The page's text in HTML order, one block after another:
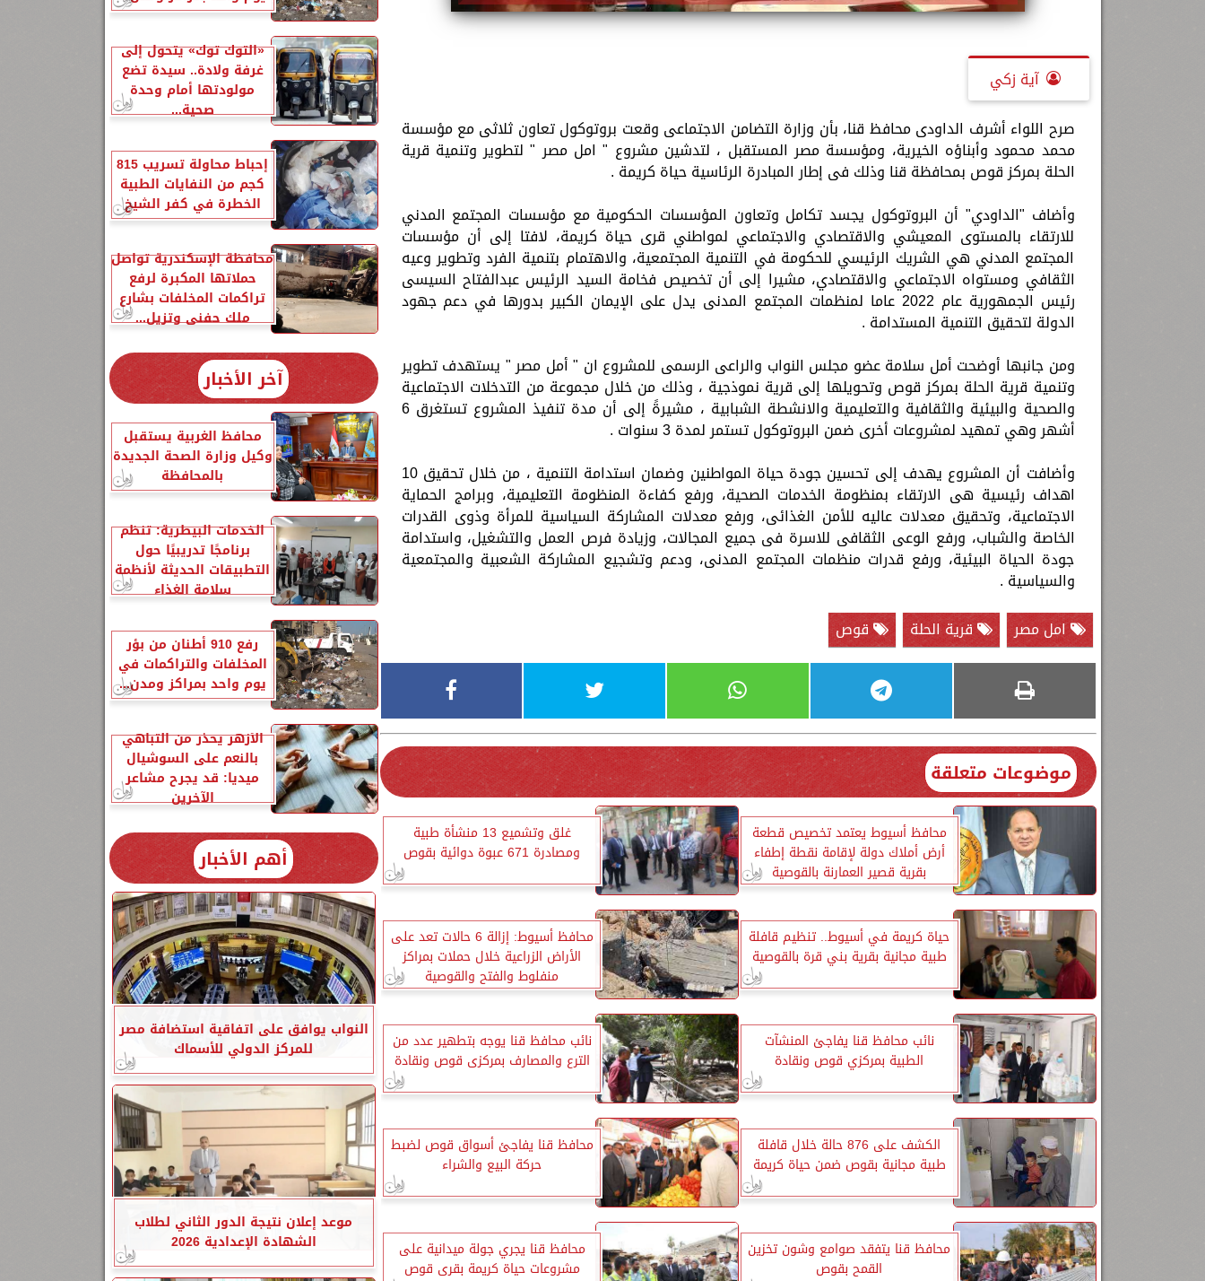
آية زكي
صرح اللواء أشرف الداودى محافظ قنا، بأن وزارة التضامن الاجتماعى وقعت بروتوكول تعاون ثلاثى مع مؤسسة
محمد محمود وأبناؤه الخيرية، ومؤسسة مصر المستقبل ، لتدشين مشروع " امل مصر " لتطوير وتنمية قرية
الحلة بمركز قوص بمحافظة قنا وذلك فى إطار المبادرة الرئاسية حياة كريمة .
وأضاف "الداودي" أن البروتوكول يجسد تكامل وتعاون المؤسسات الحكومية مع مؤسسات المجتمع المدني
للارتقاء بالمستوى المعيشي والاقتصادي والاجتماعي لمواطني قرى حياة كريمة، لافتا إلى أن مؤسسات
المجتمع المدني هي الشريك الرئيسي للحكومة في التنمية المجتمعية، والاهتمام بتنمية الفرد وتطوير وعيه
الثقافي ومستواه الاجتماعي والاقتصادي، مشيرا إلى أن تخصيص فخامة السيد الرئيس عبدالفتاح السيسى
رئيس الجمهورية عام 2022 عاما لمنظمات المجتمع المدنى يدل على الإيمان الكبير بدورها في دعم جهود
الدولة لتحقيق التنمية المستدامة .
ومن جانبها أوضحت أمل سلامة عضو مجلس النواب والراعى الرسمى للمشروع ان " أمل مصر " يستهدف تطوير
وتنمية قرية الحلة بمركز قوص وتحويلها إلى قرية نموذجية ، وذلك من خلال مجموعة من التدخلات الاجتماعية
والصحية والبيئية والثقافية والتعليمية والانشطة الشبابية ، مشيرةً إلى أن مدة تنفيذ المشروع تستغرق 6
أشهر وهي تمهيد لمشروعات أخرى ضمن البروتوكول تستمر لمدة 3 سنوات .
وأضافت أن المشروع يهدف إلى تحسين جودة حياة المواطنين وضمان استدامة التنمية ، من خلال تحقيق 10
اهداف رئيسية هى الارتقاء بمنظومة الخدمات الصحية، ورفع كفاءة المنظومة التعليمية، وبرامج الحماية
الاجتماعية، وتحقيق معدلات عاليه للأمن الغذائى، ورفع معدلات المشاركة السياسية للمرأة وذوى القدرات
الخاصة والشباب، ورفع الوعى الثقافى للاسرة فى جميع المجالات، وزيادة فرص العمل والتشغيل، واستدامة
جودة الحياة البيئية، ورفع قدرات منظمات المجتمع المدنى، ودعم وتشجيع المشاركة الشعبية والمجتمعية
والسياسية .
امل مصر
قرية الحلة قوص
موضوعات متعلقة
محافظ أسيوط يعتمد تخصيص قطعة
أرض أملاك دولة لإقامة نقطة إطفاء
بقرية قصير العمارنة بالقوصية
غلق وتشميع 13 منشأة طبية
ومصادرة 671 عبوة دوائية بقوص
حياة كريمة في أسيوط.. تنظيم قافلة
طبية مجانية بقرية بني قرة بالقوصية
محافظ أسيوط: إزالة 6 حالات تعد على
الأراض الزراعية خلال حملات بمراكز
منفلوط والفتح والقوصية
نائب محافظ قنا يفاجئ المنشآت
الطبية بمركزي قوص ونقادة
نائب محافظ قنا يوجه بتطهير عدد من
الترع والمصارف بمركزى قوص ونقادة
الكشف على 876 حالة خلال قافلة
طبية مجانية بقوص ضمن حياة كريمة
محافظ قنا يفاجئ أسواق قوص لضبط
حركة البيع والشراء
محافظ قنا يتفقد صوامع وشون تخزين
القمح بقوص
محافظ قنا يجري جولة ميدانية على
مشروعات حياة كريمة بقرى قوص
«التوك توك» يتحول إلى
غرفة ولادة.. سيدة تضع
مولودتها أمام وحدة
صحية...
إحباط محاولة تسريب 815
كجم من النفايات الطبية
الخطرة في كفر الشيخ
محافظة الإسكندرية تواصل
حملاتها المكبرة لرفع
تراكمات المخلفات بشارع
ملك حفني وتزيل...
آخر الأخبار
محافظ الغربية يستقبل
وكيل وزارة الصحة الجديدة
بالمحافظة
الخدمات البيطرية: تنظم
برنامجًا تدريبيًا حول
التطبيقات الحديثة لأنظمة
سلامة الغذاء
رفع 910 أطنان من بؤر
المخلفات والتراكمات في
يوم واحد بمراكز ومدن...
الأزهر يحذر من التباهي
بالنعم على السوشيال
ميديا: قد يجرح مشاعر
الآخرين
أهم الأخبار
النواب يوافق على اتفاقية استضافة مصر
للمركز الدولي للأسماك
موعد إعلان نتيجة الدور الثاني لطلاب
الشهادة الإعدادية 2026